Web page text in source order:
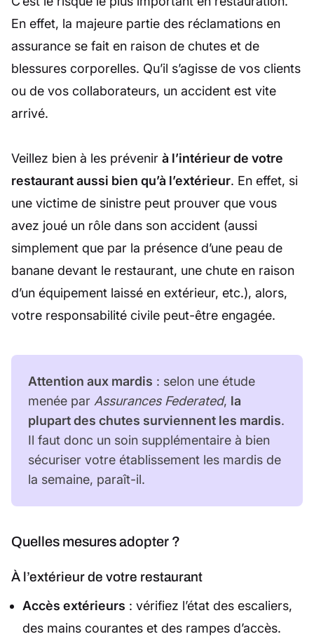
En effet, la majeure partie des réclamations en
assurance se fait en raison de chutes et de
blessures corporelles. Qu’il s’agisse de vos clients
ou de vos collaborateurs, un accident est vite
arrivé.
Veillez bien à les prévenir à l’intérieur de votre
restaurant aussi bien qu’à l’extérieur. En effet, si
une victime de sinistre peut prouver que vous
avez joué un rôle dans son accident (aussi
simplement que par la présence d’une peau de
banane devant le restaurant, une chute en raison
d’un équipement laissé en extérieur, etc.), alors,
votre responsabilité civile peut-être engagée.
Attention aux mardis : selon une étude
menée par Assurances Federated, la
plupart des chutes surviennent les mardis.
Il faut donc un soin supplémentaire à bien
sécuriser votre établissement les mardis de
la semaine, paraît-il.
Quelles mesures adopter ?
À l’extérieur de votre restaurant
Accès extérieurs : vérifiez l’état des escaliers,
des mains courantes et des rampes d’accès.